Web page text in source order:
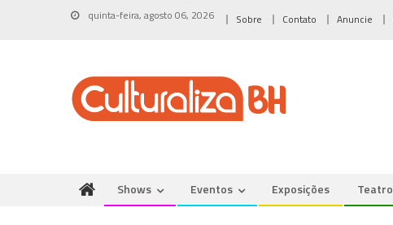
quinta-feira, agosto 06, 2026 Sobre Contato Anuncie
Shows Eventos Exposições Teatro